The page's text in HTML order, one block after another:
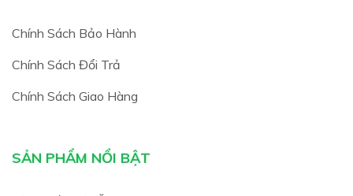
Chính Sách Bảo Hành
Chính Sách Đổi Trả
Chính Sách Giao Hàng
SẢN PHẨM NỔI BẬT